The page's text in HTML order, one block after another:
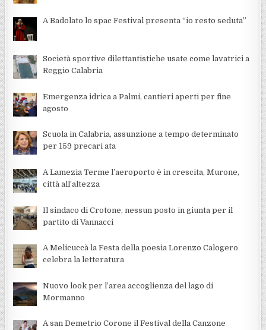
A Badolato lo spac Festival presenta “io resto seduta”
Società sportive dilettantistiche usate come lavatrici a
Reggio Calabria
Emergenza idrica a Palmi, cantieri aperti per fine
agosto
Scuola in Calabria, assunzione a tempo determinato
per 159 precari ata
A Lamezia Terme l’aeroporto è in crescita, Murone,
città all’altezza
Il sindaco di Crotone, nessun posto in giunta per il
partito di Vannacci
A Melicuccà la Festa della poesia Lorenzo Calogero
celebra la letteratura
Nuovo look per l’area accoglienza del lago di
Mormanno
A san Demetrio Corone il Festival della Canzone